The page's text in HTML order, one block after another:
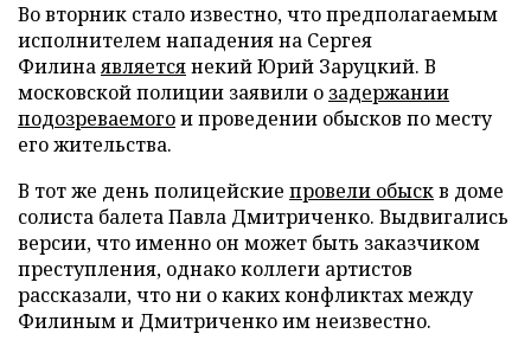
Во вторник стало известно, что предполагаемым
исполнителем нападения на Сергея
Филинаявляетсянекий Юрий Заруцкий. В
московской полиции заявили о задержании
подозреваемогои проведении обысков по месту
его жительства.
В тот же день полицейские провели обыскв доме
солиста балета Павла Дмитриченко. Выдвигались
версии, что именно он может быть заказчиком
преступления, однако коллеги артистов
рассказали, что ни о каких конфликтах между
Филиным и Дмитриченко им неизвестно.